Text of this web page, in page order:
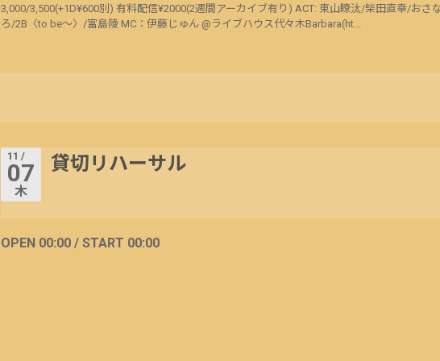
3,000/3,500(+1D¥600別) 有料配信¥2000(2週間アーカイブ有り) ACT: 東山瞭汰/柴田直幸/おさ
ろ/2B〈to be〜〉/富島陵 MC：伊藤じゅん @ライブハウス代々木Barbara(ht...
11 /
07
木
貸切リハーサル
OPEN 00:00 / START 00:00